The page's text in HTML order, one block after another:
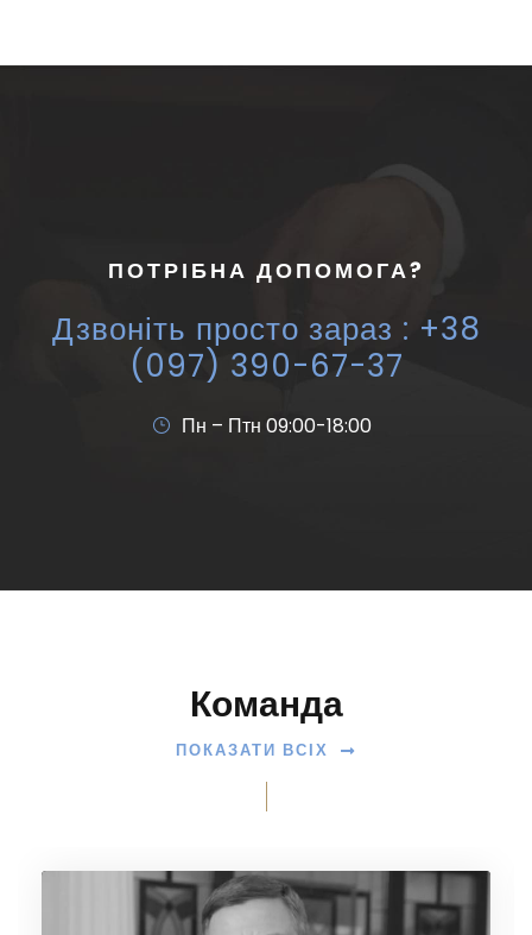
ПОТРІБНА ДОПОМОГА?
Дзвоніть просто зараз : +38
(097) 390-67-37
Пн – Птн 09:00-18:00
Команда
ПОКАЗАТИ ВСІХ